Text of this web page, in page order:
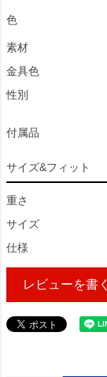
色
素材
金具色
性別
付属品
サイズ&フィット
重さ
サイズ
仕様
レビューを書く